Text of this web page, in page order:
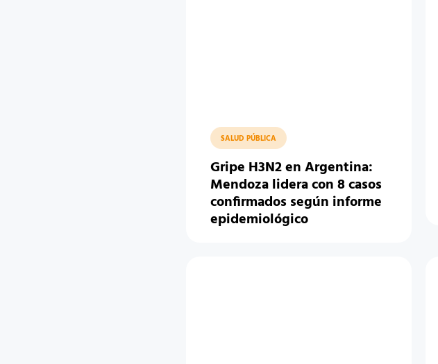
SALUD PÚBLICA
Gripe H3N2 en Argentina:
Mendoza lidera con 8 casos
confirmados según informe
epidemiológico